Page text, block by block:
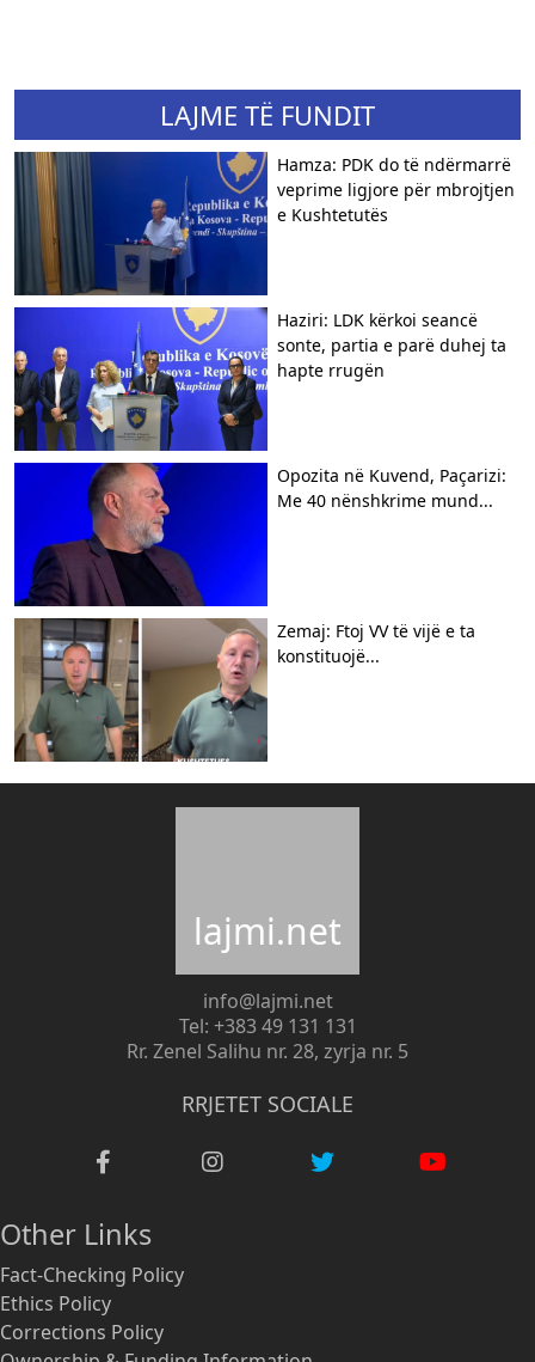
LAJME TË FUNDIT
Hamza: PDK do të ndërmarrë
veprime ligjore për mbrojtjen
e Kushtetutës
Haziri: LDK kërkoi seancë
sonte, partia e parë duhej ta
hapte rrugën
Opozita në Kuvend, Paçarizi:
Me 40 nënshkrime mund...
Zemaj: Ftoj VV të vijë e ta
konstituojë...
lajmi.net
info@lajmi.net
Tel: +383 49 131 131
Rr. Zenel Salihu nr. 28, zyrja nr. 5
RRJETET SOCIALE
Other Links
Fact-Checking Policy
Ethics Policy
Corrections Policy